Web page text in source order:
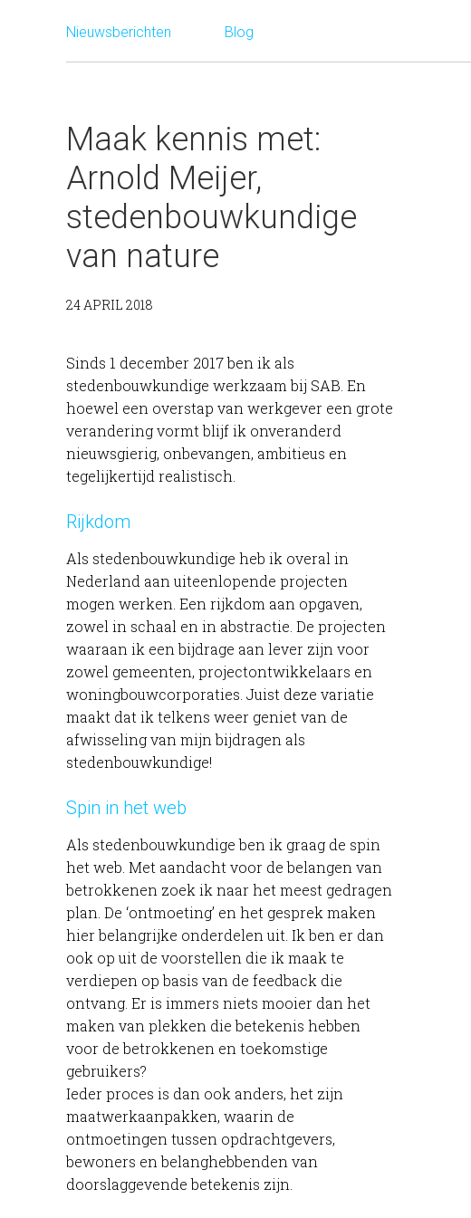
Nieuwsberichten Blog
Maak kennis met:
Arnold Meijer,
stedenbouwkundige
van nature
24 APRIL 2018
Sinds 1 december 2017 ben ik als
stedenbouwkundige werkzaam bij SAB. En
hoewel een overstap van werkgever een grote
verandering vormt blijf ik onveranderd
nieuwsgierig, onbevangen, ambitieus en
tegelijkertijd realistisch.
Rijkdom
Als stedenbouwkundige heb ik overal in
Nederland aan uiteenlopende projecten
mogen werken. Een rijkdom aan opgaven,
zowel in schaal en in abstractie. De projecten
waaraan ik een bijdrage aan lever zijn voor
zowel gemeenten, projectontwikkelaars en
woningbouwcorporaties. Juist deze variatie
maakt dat ik telkens weer geniet van de
afwisseling van mijn bijdragen als
stedenbouwkundige!
Spin in het web
Als stedenbouwkundige ben ik graag de spin
het web. Met aandacht voor de belangen van
betrokkenen zoek ik naar het meest gedragen
plan. De ‘ontmoeting’ en het gesprek maken
hier belangrijke onderdelen uit. Ik ben er dan
ook op uit de voorstellen die ik maak te
verdiepen op basis van de feedback die
ontvang. Er is immers niets mooier dan het
maken van plekken die betekenis hebben
voor de betrokkenen en toekomstige
gebruikers?
Ieder proces is dan ook anders, het zijn
maatwerkaanpakken, waarin de
ontmoetingen tussen opdrachtgevers,
bewoners en belanghebbenden van
doorslaggevende betekenis zijn.